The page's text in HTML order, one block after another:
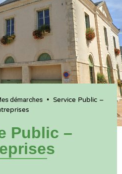
démarches • Service Public –
Public –